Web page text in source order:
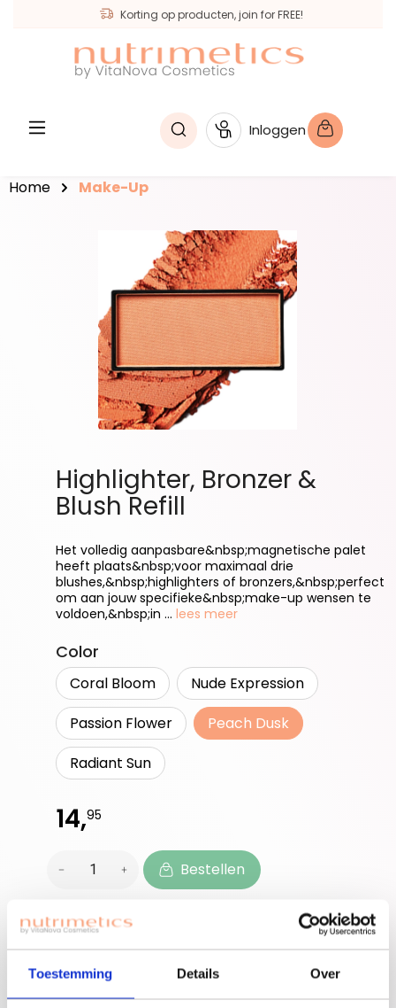
Toestemming Details Over
Korting op producten, join for FREE!
Inloggen
Home Make-Up
Highlighter, Bronzer &
Blush Refill
Het volledig aanpasbare&nbsp;magnetische palet
heeft plaats&nbsp;voor maximaal drie
blushes,&nbsp;highlighters of bronzers,&nbsp;perfect
om aan jouw specifieke&nbsp;make-up wensen te
voldoen,&nbsp;in ... lees meer
Selecteer
Color
Coral Bloom
Nude Expression
Passion Flower
Peach Dusk
Radiant Sun
14,95
Bestellen
Beauty | Community | Opportunity
Ben je nieuwe
accounthouder?